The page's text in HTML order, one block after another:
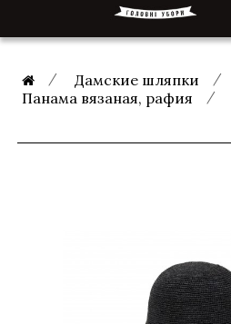
Дамские шляпки
Панама вязаная, рафия